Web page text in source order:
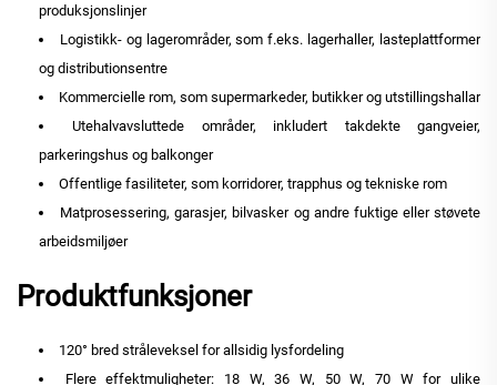
produksjonslinjer
Logistikk- og lagerområder, som f.eks. lagerhaller, lasteplattformer
og distributionsentre
Kommercielle rom, som supermarkeder, butikker og utstillingshallar
Utehalvavsluttede områder, inkludert takdekte gangveier,
parkeringshus og balkonger
Offentlige fasiliteter, som korridorer, trapphus og tekniske rom
Matprosessering, garasjer, bilvasker og andre fuktige eller støvete
arbeidsmiljøer
Produktfunksjoner
120° bred stråleveksel for allsidig lysfordeling
Flere effektmuligheter: 18 W, 36 W, 50 W, 70 W for ulike